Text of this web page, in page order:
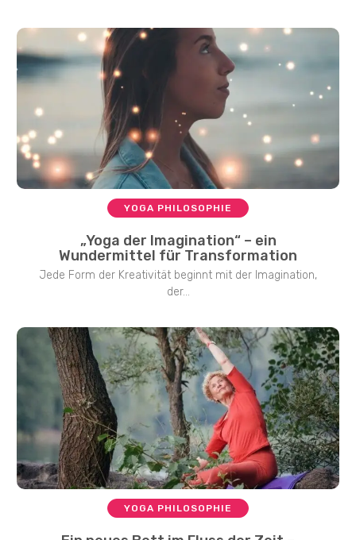
YOGA PHILOSOPHIE
„Yoga der Imagination“ – ein
Wundermittel für Transformation
Jede Form der Kreativität beginnt mit der Imagination,
der...
YOGA PHILOSOPHIE